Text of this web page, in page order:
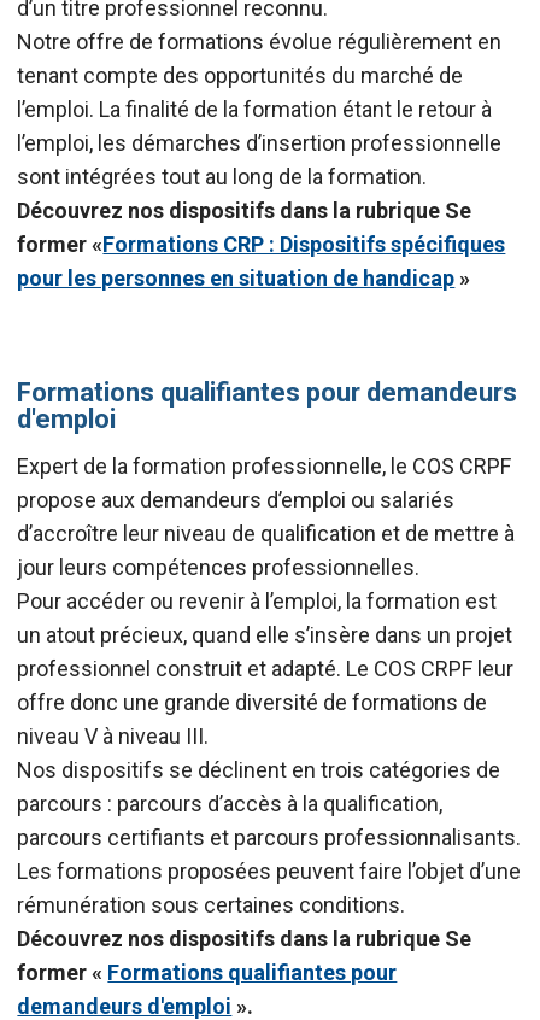
d’un titre professionnel reconnu.
Notre offre de formations évolue régulièrement en
tenant compte des opportunités du marché de
l’emploi. La finalité de la formation étant le retour à
l’emploi, les démarches d’insertion professionnelle
sont intégrées tout au long de la formation.
Découvrez nos dispositifs dans la rubrique Se
former «Formations CRP : Dispositifs spécifiques
pour les personnes en situation de handicap »
Formations qualifiantes pour demandeurs
d'emploi
Expert de la formation professionnelle, le COS CRPF
propose aux demandeurs d’emploi ou salariés
d’accroître leur niveau de qualification et de mettre à
jour leurs compétences professionnelles.
Pour accéder ou revenir à l’emploi, la formation est
un atout précieux, quand elle s’insère dans un projet
professionnel construit et adapté. Le COS CRPF leur
offre donc une grande diversité de formations de
niveau V à niveau III.
Nos dispositifs se déclinent en trois catégories de
parcours : parcours d’accès à la qualification,
parcours certifiants et parcours professionnalisants.
Les formations proposées peuvent faire l’objet d’une
rémunération sous certaines conditions.
Découvrez nos dispositifs dans la rubrique Se
former « Formations qualifiantes pour
demandeurs d'emploi ».